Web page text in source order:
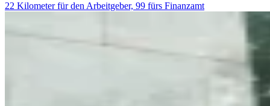
22 Kilometer für den Arbeitgeber, 99 fürs Finanzamt